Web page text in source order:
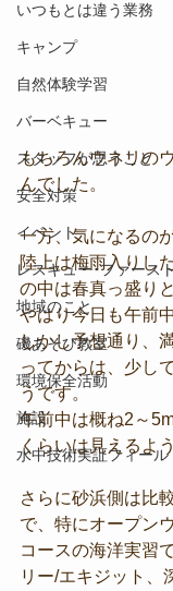
いつもとは違う業務
キャンプ
自然体験学習
バーベキュー
スタッフが思うこと
安全対策
イベント
レスキュー･ファース
地域のこと
磯あそび教室
環境保全活動
施設
水中技術実証フィール
もちろんウネリの
んでした。
一方、気になるの
陸上は梅雨入りし
の中は春真っ盛り
やはり今日も午前
しかし予想通り、
ってからは、少し
うです。
午前中は概ね2～
くらいは見えるよう
さらに砂浜側は比
で、特にオープン
コースの海洋実習
リー/エキジット、